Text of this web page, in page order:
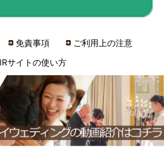
免責事項
ご利用上の注意
IRサイトの使い方